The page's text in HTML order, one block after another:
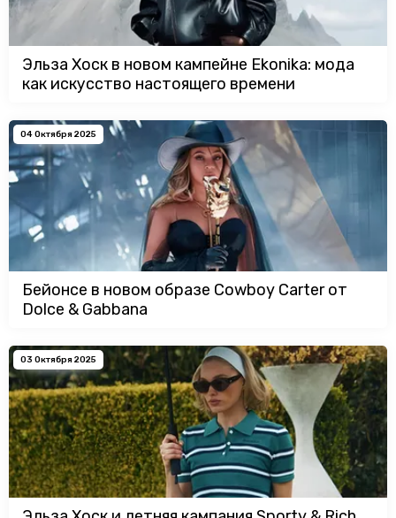
Эльза Хоск в новом кампейне Ekonika: мода
как искусство настоящего времени
04 Октября 2025
Бейонсе в новом образе Cowboy Carter от
Dolce & Gabbana
03 Октября 2025